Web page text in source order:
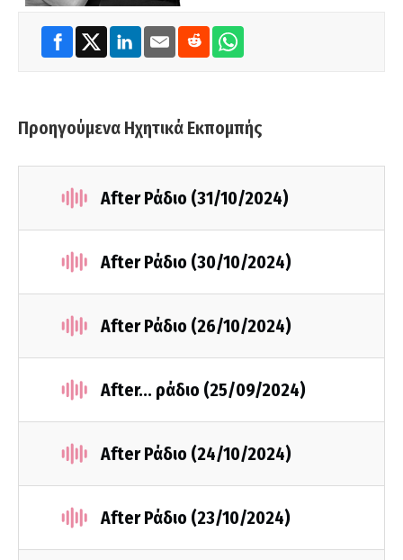
Προηγούμενα Ηχητικά Εκπομπής
After Ράδιο (31/10/2024)
After Ράδιο (30/10/2024)
After Ράδιο (26/10/2024)
After... ράδιο (25/09/2024)
After Ράδιο (24/10/2024)
After Ράδιο (23/10/2024)